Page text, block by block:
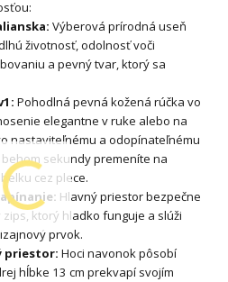
Výberová prírodná useň
životnosť, odolnosť voči
a pevný tvar, ktorý sa
Pohodlná pevná kožená rúčka vo
elegantne v ruke alebo na
nastaviteľnému a odopínateľnému
sekundy premeníte na
cez plece.
Hlavný priestor bezpečne
ktorý hladko funguje a slúži
prvok.
priestor: Hoci navonok pôsobí
hĺbke 13 cm prekvapí svojím